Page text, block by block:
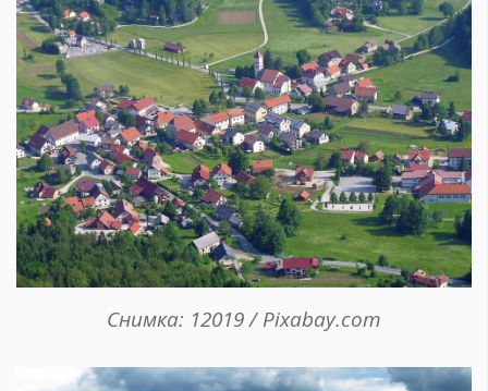
Снимка: 12019 / Pixabay.com